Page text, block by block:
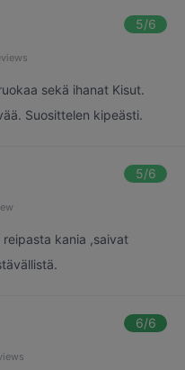
5/6
sekä ihanat Kisut.
Suosittelen kipeästi.
5/6
reipasta kania ,saivat
6/6